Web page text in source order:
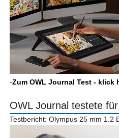
-Zum OWL Journal Test - klick
OWL Journal testete
Testbericht: Olympus 25 mm 1.2